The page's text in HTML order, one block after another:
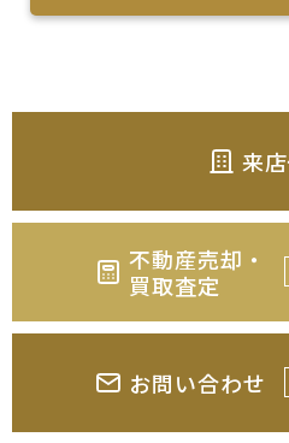
来
不動産売却・
買取査定
お問い合わせ